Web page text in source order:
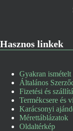
Hasznos linkek
Gyakran ismételt
Általános
Fizetési és
Termékcsere és
Karácsonyi
Mérettáblázatok
Oldaltérkép